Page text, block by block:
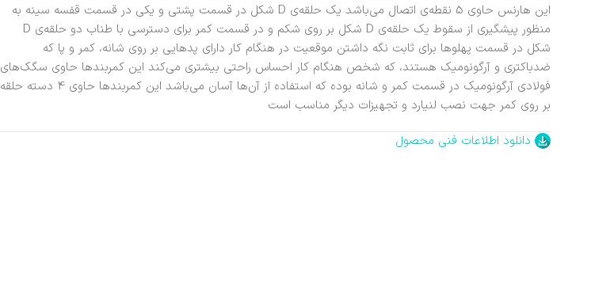
این هارنس حاوی 5 نقطه‌ی اتصال می‌باشد یک حلقه‌ی D شکل در قسمت پشتی و یکی در قسمت قفسه سینه به
منظور پیشگیری از سقوط یک حلقه‌ی D شکل بر روی شکم و در قسمت کمر برای دسترسی با طناب دو حلقه‌ی D
شکل در قسمت پهلوها برای ثابت نگه داشتن موقعیت در هنگام کار دارای پدهایی بر روی شانه، کمر و پا که
ضدباکتری و آرگونومیک هستند، که شخص هنگام کار احساس راحتی بیشتری می‌کند این کمربندها حاوی سگک‌های
فولادی آرگونومیک در قسمت کمر و شانه بوده که استفاده از آن‌ها آسان می‌باشد این کمربندها حاوی 4 دسته حلقه
بر روی کمر جهت نصب لنیارد و تجهیزات دیگر مناسب است
دانلود اطلاعات فنی محصول